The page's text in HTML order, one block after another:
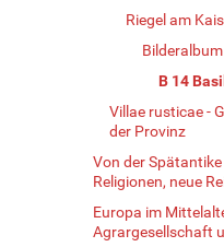
Riegel am
Bilderalbum
B 14
Villae rusticae -
der Provinz
Von der
Religionen, neue
Europa im
Agrargesellschaft